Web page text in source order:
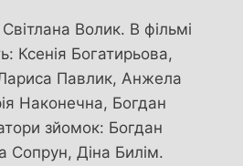
Волик. В фільмі
Ксенія Богатирьова,
Павлик, Анжела
Наконечна, Богдан
зйомок: Богдан
Сопрун, Діна Билім.